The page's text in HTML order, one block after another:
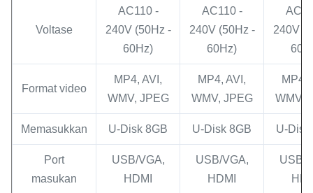
Voltase
AC110 -
240V (50Hz -
60Hz)
AC110 -
240V (50Hz -
60Hz)
240V
Format video
MP4, AVI,
WMV, JPEG
MP4, AVI,
WMV, JPEG
MP4,
WMV,
Memasukkan U-Disk 8GB U-Disk 8GB U-Disk
Port
masukan
USB/VGA,
HDMI
USB/VGA,
HDMI
USB/